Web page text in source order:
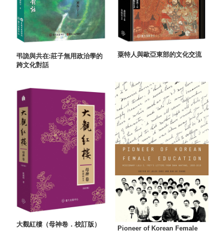
弔詭與共在:莊子無用政治學的
跨文化對話
粟特人與歐亞東部的文化交流
大觀紅樓（母神卷．校訂版）
Pioneer of Korean Female